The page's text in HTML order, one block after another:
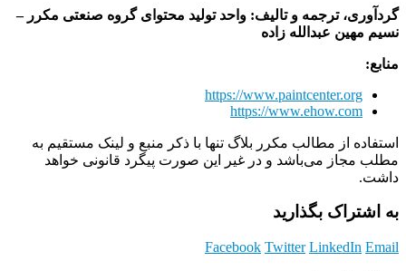
گردآوری، ترجمه و تالیف: واحد تولید محتوای گروه صنعتی مکرر –
نسیم مهین عبدالله زاده
منابع:
https://www.paintcenter.org
https://www.ehow.com
استفاده از مطالب مکرر بلاگ تنها با ذکر منبع و لینک مستقیم به
مطلب مجاز می‌باشد و در غیر این صورت پیگرد قانونی خواهد
داشت.
به اشتراک بگذارید
Facebook Twitter LinkedIn Email